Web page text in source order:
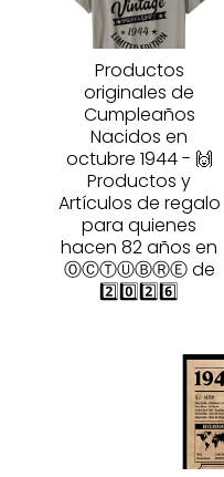
Productos
originales de
Cumpleaños
Nacidos en
octubre 1944 - 🙌
Productos y
Artículos de regalo
para quienes
hacen 82 años en
ⓄⒸⓉⓊⒷⓇⒺ de
2️⃣0️⃣2️⃣6️⃣